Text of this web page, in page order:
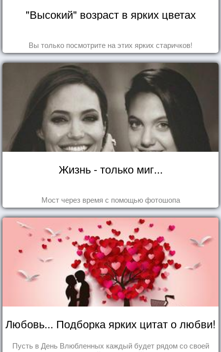
"Высокий" возраст в ярких цветах
Вы только посмотрите на этих ярких старичков!
Жизнь - только миг...
Мост через время с помощью фотошопа
Любовь... Подборка ярких цитат о любви!
Пусть в День Влюбленных каждый будет рядом со своей